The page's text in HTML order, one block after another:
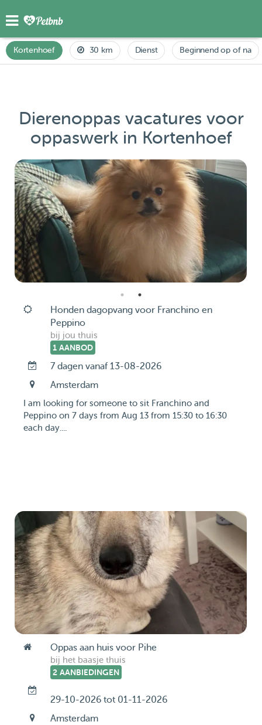
Kortenhoef 30 km Dienst Beginnend op of na
Dierenoppas vacatures voor
oppaswerk in Kortenhoef
Honden dagopvang voor Franchino en
Peppino
bij jou thuis
1 AANBOD
7 dagen vanaf 13-08-2026
Amsterdam
I am looking for someone to sit Franchino and
Peppino on 7 days from Aug 13 from 15:30 to 16:30
each day....
Oppas aan huis voor Pihe
bij het baasje thuis
2 AANBIEDINGEN
29-10-2026 tot 01-11-2026
Amsterdam